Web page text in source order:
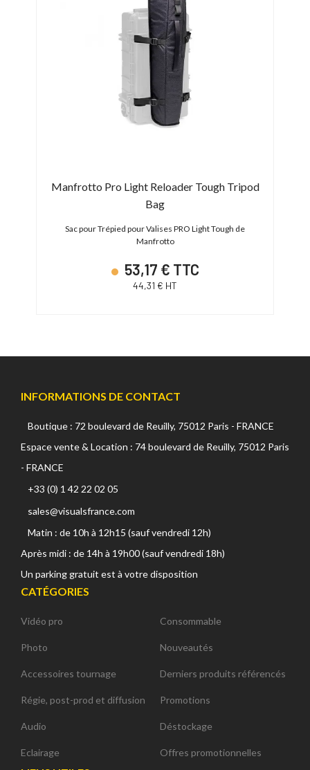
Manfrotto Pro Light Reloader Tough Tripod
Bag
Sac pour Trépied pour Valises PRO Light Tough de
Manfrotto
53,17 € TTC
44,31 € HT
INFORMATIONS DE CONTACT
Boutique : 72 boulevard de Reuilly, 75012 Paris - FRANCE
Espace vente & Location : 74 boulevard de Reuilly, 75012 Paris
- FRANCE
+33 (0) 1 42 22 02 05
sales@visualsfrance.com
Matin : de 10h à 12h15 (sauf vendredi 12h)
Après midi : de 14h à 19h00 (sauf vendredi 18h)
Un parking gratuit est à votre disposition
CATÉGORIES
Vidéo pro
Photo
Accessoires tournage
Régie, post-prod et diffusion
Audio
Eclairage
Consommable
Nouveautés
Derniers produits référencés
Promotions
Déstockage
Offres promotionnelles